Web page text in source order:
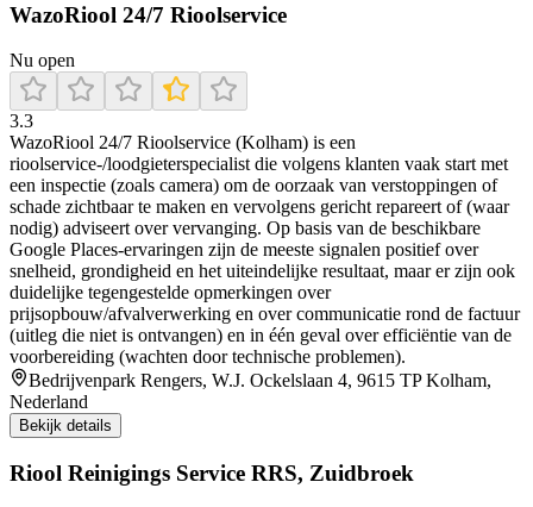
WazoRiool 24/7 Rioolservice
Nu open
3.3
WazoRiool 24/7 Rioolservice (Kolham) is een
rioolservice-/loodgieterspecialist die volgens klanten vaak start met
een inspectie (zoals camera) om de oorzaak van verstoppingen of
schade zichtbaar te maken en vervolgens gericht repareert of (waar
nodig) adviseert over vervanging. Op basis van de beschikbare
Google Places-ervaringen zijn de meeste signalen positief over
snelheid, grondigheid en het uiteindelijke resultaat, maar er zijn ook
duidelijke tegengestelde opmerkingen over
prijsopbouw/afvalverwerking en over communicatie rond de factuur
(uitleg die niet is ontvangen) en in één geval over efficiëntie van de
voorbereiding (wachten door technische problemen).
Bedrijvenpark Rengers, W.J. Ockelslaan 4, 9615 TP Kolham,
Nederland
Bekijk details
Riool Reinigings Service RRS, Zuidbroek